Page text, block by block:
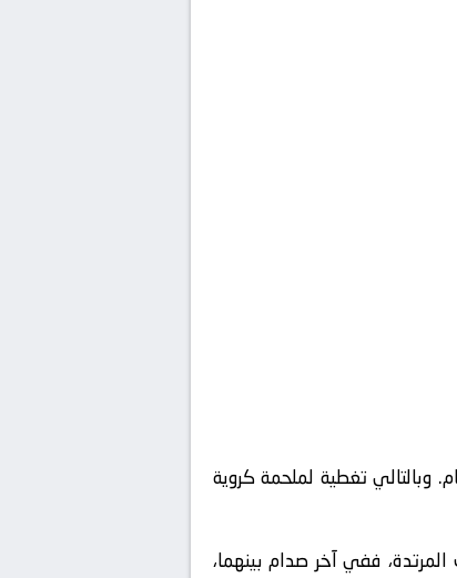
وبالتالي تغطية لملحمة كروية
ففي آخر صدام بينهما،